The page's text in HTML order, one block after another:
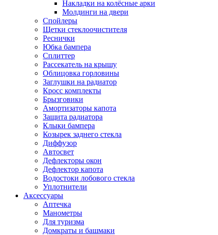
Накладки на колёсные арки
Молдинги на двери
Спойлеры
Щетки стеклоочистителя
Реснички
Юбка бампера
Сплиттер
Рассекатель на крышу
Облицовка горловины
Заглушки на радиатор
Кросс комплекты
Брызговики
Амортизаторы капота
Защита радиатора
Клыки бампера
Козырек заднего стекла
Диффузор
Автосвет
Дефлекторы окон
Дефлектор капота
Водостоки лобового стекла
Уплотнители
Аксессуары
Аптечка
Манометры
Для туризма
Домкраты и башмаки